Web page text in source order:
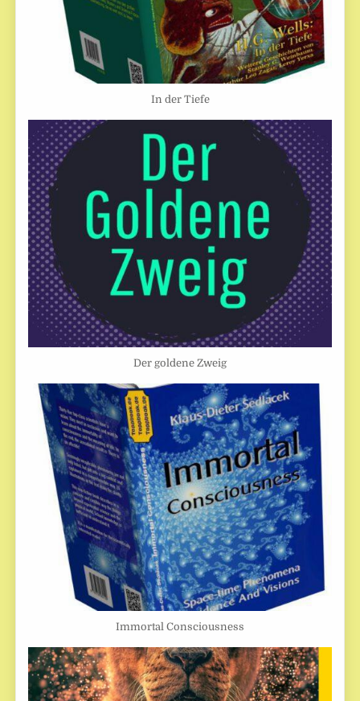
In der Tiefe
Der goldene Zweig
Immortal Consciousness